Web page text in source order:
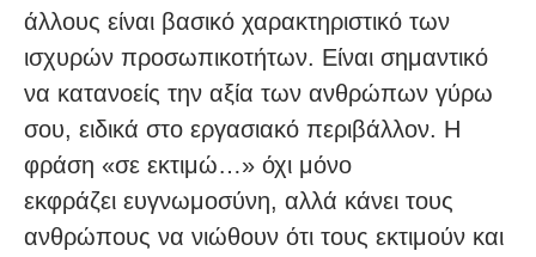
άλλους είναι βασικό χαρακτηριστικό των
ισχυρών προσωπικοτήτων. Είναι σημαντικό
να κατανοείς την αξία των ανθρώπων γύρω
σου, ειδικά στο εργασιακό περιβάλλον. Η
φράση «σε εκτιμώ…» όχι μόνο
εκφράζει ευγνωμοσύνη, αλλά κάνει τους
ανθρώπους να νιώθουν ότι τους εκτιμούν και